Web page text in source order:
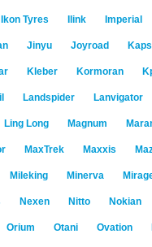
Ikon Tyres Ilink Imperial
Jinyu Joyroad
Kleber Kormoran
Landspider Lanvigator
Ling Long Magnum
MaxTrek Maxxis
Mileking Minerva
Nexen Nitto Nokian
Orium Otani Ovation